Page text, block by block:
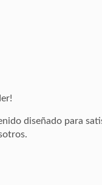
diseñado para